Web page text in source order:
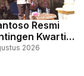
Resmi
Kwartir
2026